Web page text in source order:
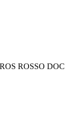
ROSSO DOC